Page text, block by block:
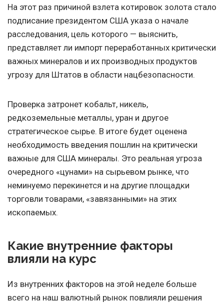
На этот раз причиной взлета котировок золота стало
подписание президентом США указа о начале
расследования, цель которого — выяснить,
представляет ли импорт переработанных критически
важных минералов и их производных продуктов
угрозу для Штатов в области нацбезопасности.
Проверка затронет кобальт, никель,
редкоземельные металлы, уран и другое
стратегическое сырье. В итоге будет оценена
необходимость введения пошлин на критически
важные для США минералы. Это реальная угроза
очередного «цунами» на сырьевом рынке, что
неминуемо перекинется и на другие площадки
торговли товарами, «завязанными» на этих
ископаемых.
Какие внутренние факторы
влияли на курс
Из внутренних факторов на этой неделе больше
всего на наш валютный рынок повлияли решения